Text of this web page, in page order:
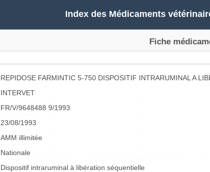
Index des Médicaments
Fiche
REPIDOSE FARMINTIC 5-750 DISPOSITIF INTRARUMINAL A
INTERVET
FR/V/9648488 9/1993
23/08/1993
AMM illimitée
Nationale
Dispositif intraruminal à libération séquentielle